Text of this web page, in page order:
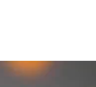
Lecteur